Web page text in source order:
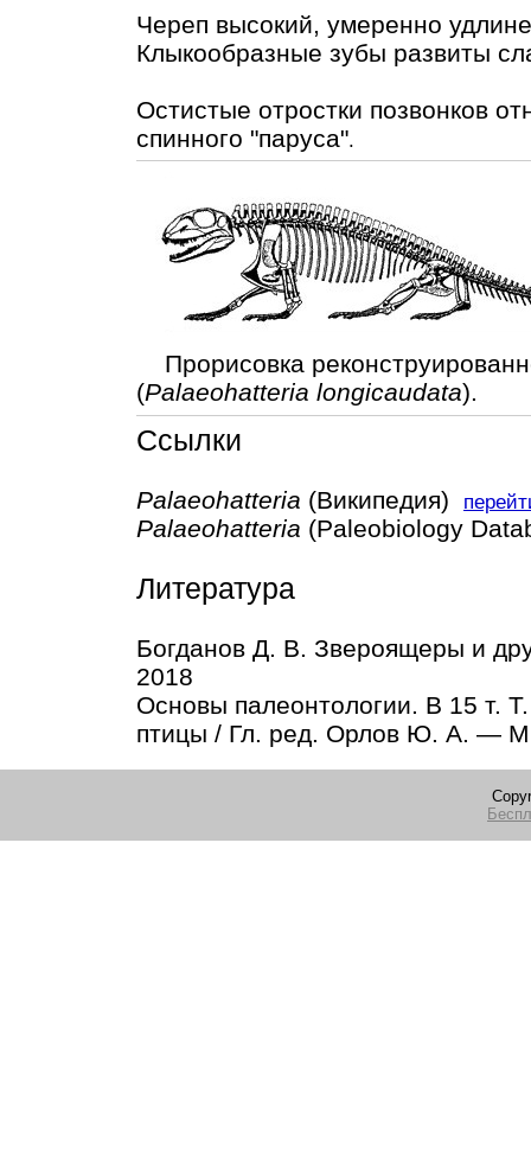
Череп высокий, умеренно
Клыкообразные зубы развиты
Остистые отростки позвонков
спинного "паруса".
Прорисовка
(Palaeohatteria longicaudata).
Ссылки
Palaeohatteria (Википедия)
Palaeohatteria (Paleobiology
Литература
Богданов Д. В. Звероящеры и
2018
Основы палеонтологии. В 15 т.
птицы / Гл. ред. Орлов Ю. А. —